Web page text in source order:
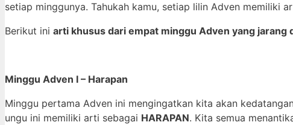
setiap minggunya. Tahukah kamu, setiap lilin Adven memiliki
Berikut ini arti khusus dari empat minggu Adven yang jarang
Minggu Adven I – Harapan
Minggu pertama Adven ini mengingatkan kita akan
ungu ini memiliki arti sebagai HARAPAN. Kita semua